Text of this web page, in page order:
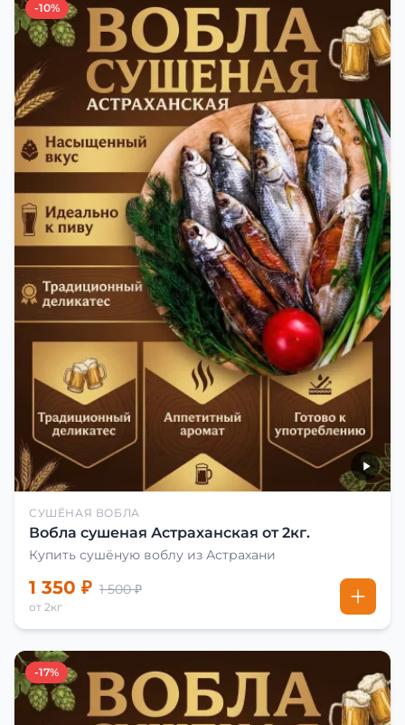
-10%
СУШЁНАЯ ВОБЛА
Вобла сушеная Астраханская от 2кг.
Купить сушёную воблу из Астрахани
1 350 ₽ 1 500 ₽
от 2кг
-17%